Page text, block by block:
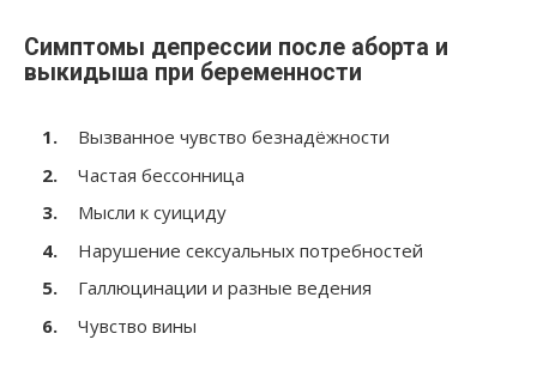
Симптомы депрессии после аборта и
выкидыша при беременности
Вызванное чувство безнадёжности
Частая бессонница
Мысли к суициду
Нарушение сексуальных потребностей
Галлюцинации и разные ведения
Чувство вины